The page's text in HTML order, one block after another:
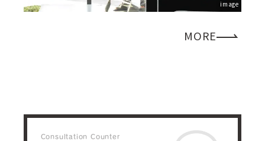
image
MORE
Consultation Counter